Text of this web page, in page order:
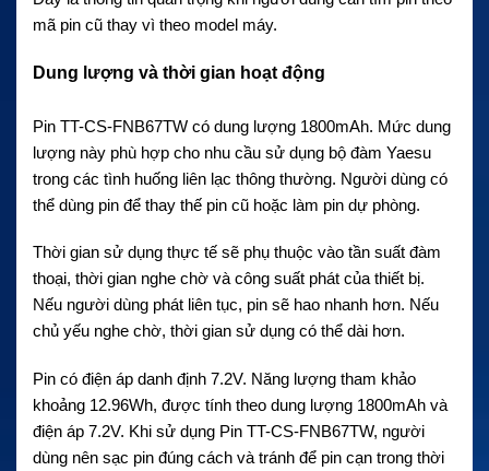
mã pin cũ thay vì theo model máy.
Dung lượng và thời gian hoạt động
Pin TT-CS-FNB67TW có dung lượng 1800mAh. Mức dung
lượng này phù hợp cho nhu cầu sử dụng bộ đàm Yaesu
trong các tình huống liên lạc thông thường. Người dùng có
thể dùng pin để thay thế pin cũ hoặc làm pin dự phòng.
Thời gian sử dụng thực tế sẽ phụ thuộc vào tần suất đàm
thoại, thời gian nghe chờ và công suất phát của thiết bị.
Nếu người dùng phát liên tục, pin sẽ hao nhanh hơn. Nếu
chủ yếu nghe chờ, thời gian sử dụng có thể dài hơn.
Pin có điện áp danh định 7.2V. Năng lượng tham khảo
khoảng 12.96Wh, được tính theo dung lượng 1800mAh và
điện áp 7.2V. Khi sử dụng Pin TT-CS-FNB67TW, người
dùng nên sạc pin đúng cách và tránh để pin cạn trong thời